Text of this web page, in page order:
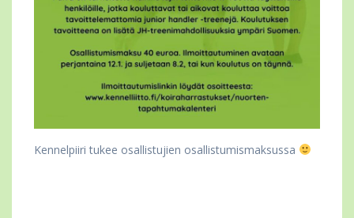
Kennelpiiri tukee osallistujien osallistumismaksussa